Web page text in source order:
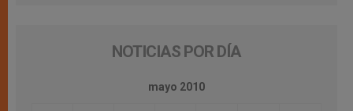
NOTICIAS POR DÍA
mayo 2010